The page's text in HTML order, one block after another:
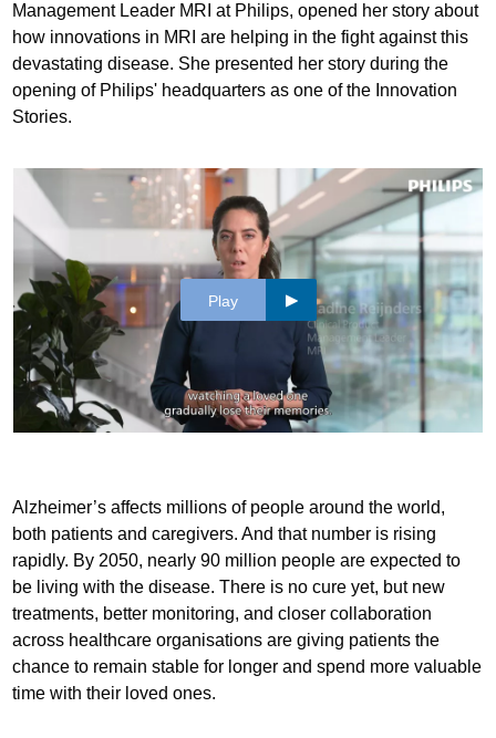
Management Leader MRI at Philips, opened her story about
how innovations in MRI are helping in the fight against this
devastating disease. She presented her story during the
opening of Philips' headquarters as one of the Innovation
Stories.
Play
Alzheimer’s affects millions of people around the world,
both patients and caregivers. And that number is rising
rapidly. By 2050, nearly 90 million people are expected to
be living with the disease. There is no cure yet, but new
treatments, better monitoring, and closer collaboration
across healthcare organisations are giving patients the
chance to remain stable for longer and spend more valuable
time with their loved ones.